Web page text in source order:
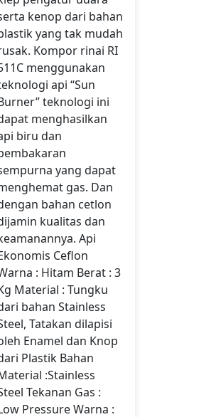
kenop dari bahan
yang tak mudah
Kompor rinai RI
menggunakan
api “Sun
teknologi ini
menghasilkan
biru dan
yang dapat
gas. Dan
bahan cetlon
kualitas dan
Api
Ceflon
: Hitam Berat : 3
Material : Tungku
bahan Stainless
Tatakan dilapisi
Enamel dan Knop
Plastik Bahan
:Stainless
Tekanan Gas :
Pressure Warna :